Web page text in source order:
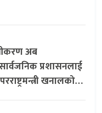
अब
प्रशासनलाई
खनालको…